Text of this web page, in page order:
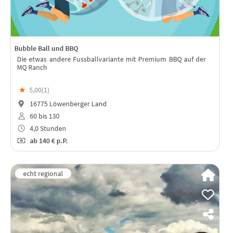
Bubble Ball und BBQ
Die etwas andere Fussballvariante mit Premium BBQ auf der
MQ Ranch
★ 5,00(1)
16775 Löwenberger Land
60 bis 130
4,0 Stunden
ab140 € p.P.